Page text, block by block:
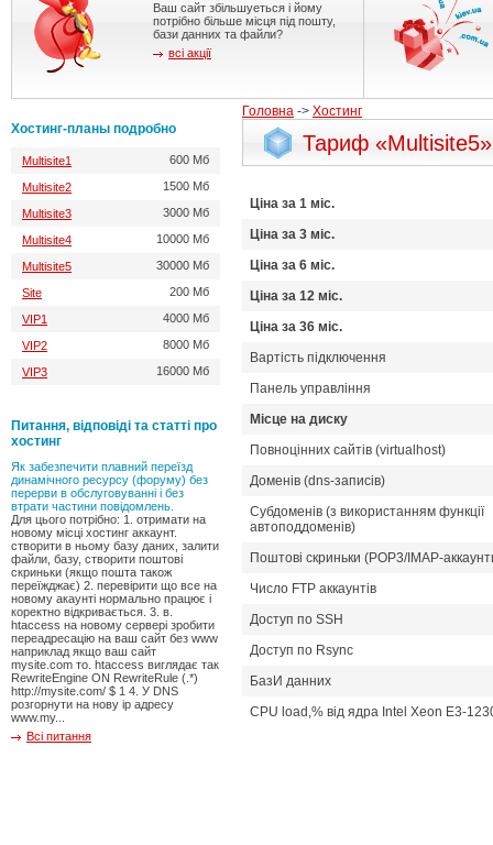
Головна -> Хостинг
Тариф «Multisite5»
Цiна за 1 мiс.
Цiна за 3 мiс.
Цiна за 6 мiс.
Цiна за 12 мiс.
Цiна за 36 мiс.
Вартість підключення
Панель управління
Місце на диску
Повноцінних сайтів (virtualhost)
Доменів (dns-записів)
Субдоменів (з використанням функції
автоподдоменів)
Поштові скриньки (POP3/IMAP-
Число FTP аккаунтiв
Доступ по SSH
Доступ по Rsync
БазИ данних
CPU load,% від ядра Intel Xeon E3-
Ваш сайт збільшуеться і йому
потрібно більше місця під пошту,
бази данних та файли?
всі акції
Хостинг-планы подробно
Multisite1 600 Мб
Multisite2 1500 Мб
Multisite3 3000 Мб
Multisite4 10000 Мб
Multisite5 30000 Мб
Site 200 Мб
VIP1 4000 Мб
VIP2 8000 Мб
VIP3 16000 Мб
Питання, відповіді та статті про
хостинг
Як забезпечити плавний переїзд
динамічного ресурсу (форуму) без
перерви в обслуговуванні і без
втрати частини повідомлень.
Для цього потрібно: 1. отримати на
новому місці хостинг аккаунт.
створити в ньому базу даних, залити
файли, базу, створити поштові
скриньки (якщо пошта також
переїжджає) 2. перевірити що все на
новому акаунті нормально працює і
коректно відкривається. 3. в.
htaccess на новому сервері зробити
переадресацію на ваш сайт без www
наприклад якщо ваш сайт
mysite.com то. htaccess виглядає так
RewriteEngine ON RewriteRule (.*)
http://mysite.com/ $ 1 4. У DNS
розгорнути на нову ip адресу
www.my...
Всі питання